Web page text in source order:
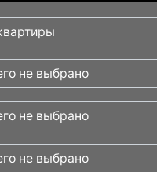
не выбрано
не выбрано
не выбрано